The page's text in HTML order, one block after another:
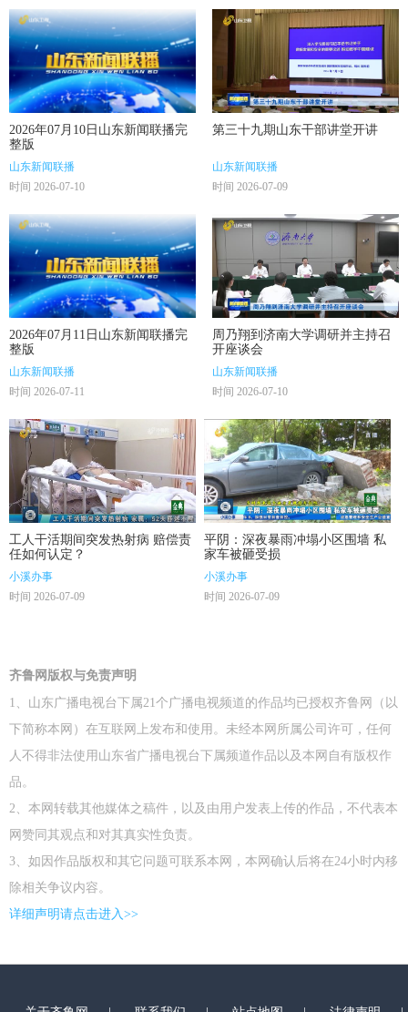
2026年07月10日山东新闻联播完
整版
山东新闻联播
时间 2026-07-10
第三十九期山东干部讲堂开讲
山东新闻联播
时间 2026-07-09
2026年07月11日山东新闻联播完
整版
山东新闻联播
时间 2026-07-11
周乃翔到济南大学调研并主持召
开座谈会
山东新闻联播
时间 2026-07-10
工人干活期间突发热射病 赔偿责
任如何认定？
小溪办事
时间 2026-07-09
平阴：深夜暴雨冲塌小区围墙 私
家车被砸受损
小溪办事
时间 2026-07-09
齐鲁网版权与免责声明
1、山东广播电视台下属21个广播电视频道的作品均已授权齐鲁网（以
下简称本网）在互联网上发布和使用。未经本网所属公司许可，任何
人不得非法使用山东省广播电视台下属频道作品以及本网自有版权作
品。
2、本网转载其他媒体之稿件，以及由用户发表上传的作品，不代表本
网赞同其观点和对其真实性负责。
3、如因作品版权和其它问题可联系本网，本网确认后将在24小时内移
除相关争议内容。
详细声明请点击进入>>